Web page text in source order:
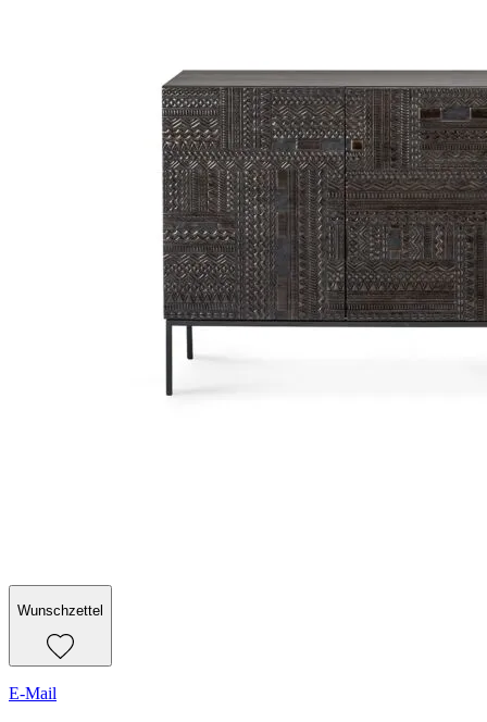
Wunschzettel
E-Mail